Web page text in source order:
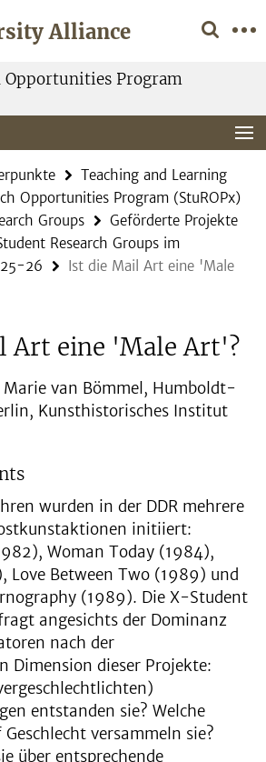
Alliance
Opportunities Program
Teaching and Learning
Opportunities Program (StuROPx)
Groups
Geförderte Projekte
Research Groups im
26
Ist die Mail Art eine 'Male
Art eine 'Male Art'?
Marie van Bömmel, Humboldt-
Kunsthistorisches Institut
wurden in der DDR mehrere
initiiert:
Woman Today (1984),
Love Between Two (1989) und
(1989). Die X-Student
angesichts der Dominanz
nach der
Dimension dieser Projekte:
entstanden sie? Welche
versammeln sie?
über entsprechende